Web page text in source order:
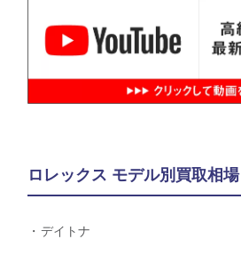
ロレックス モデル別買取相場
デイトナ